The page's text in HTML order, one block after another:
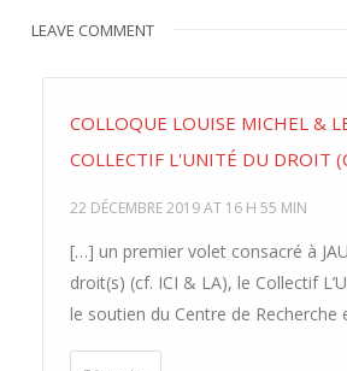
LEAVE COMMENT
COLLOQUE LOUISE MICHEL &
COLLECTIF L'UNITÉ DU DROIT
22 DÉCEMBRE 2019 AT 16 H 55 MIN
[…] un premier volet consacré à
droit(s) (cf. ICI & LA), le Collectif
le soutien du Centre de